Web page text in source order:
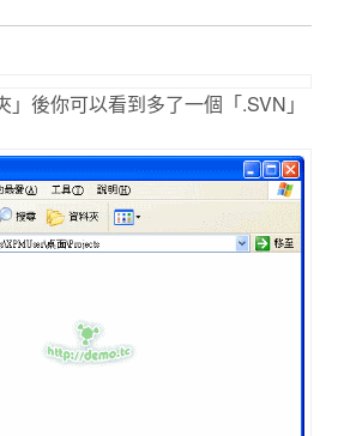
後你可以看到多了一個「.SVN」